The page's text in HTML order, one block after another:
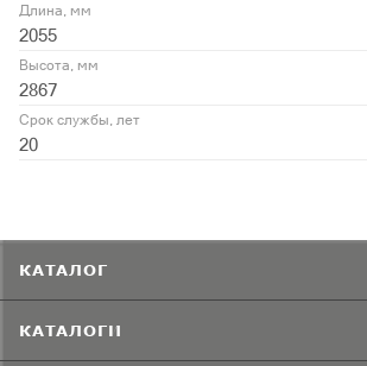
Длина, мм
2055
Высота, мм
2867
Срок службы, лет
20
КАТАЛОГ
КАТАЛОГИ